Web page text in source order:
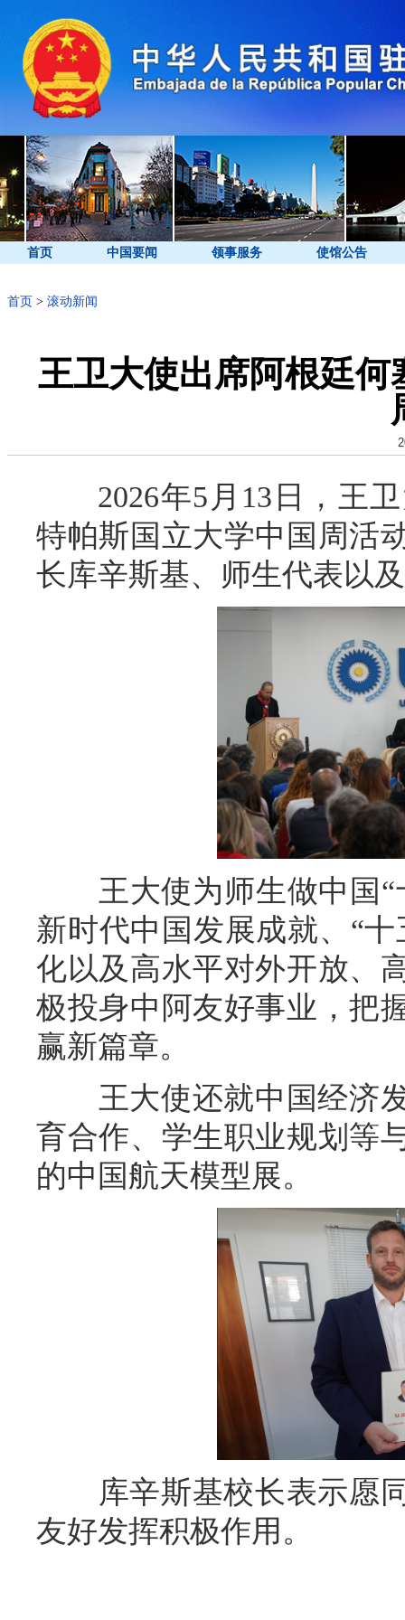
首页 中国要闻 领事服务 使馆公告
首页 > 滚动新闻
王卫大使出席阿根廷
2026年5月13日，王卫
特帕斯国立大学中国周活
长库辛斯基、师生代表以
王大使为师生做中国“
新时代中国发展成就、“
化以及高水平对外开放、
极投身中阿友好事业，把
赢新篇章。
王大使还就中国经济发
育合作、学生职业规划等
的中国航天模型展。
库辛斯基校长表示愿同
友好发挥积极作用。